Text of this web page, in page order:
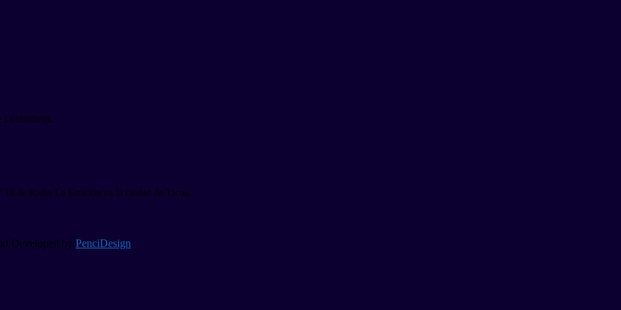
I comment.
de Radio La Estación en la ciudad de Tacna.
Developed by PenciDesign